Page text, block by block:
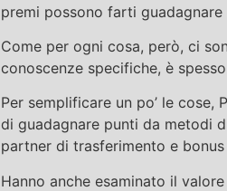
premi possono farti
Come per ogni cosa, però, ci
conoscenze specifiche, è
Per semplificare un po’ le
di guadagnare punti da metodi
partner di trasferimento e
Hanno anche esaminato il